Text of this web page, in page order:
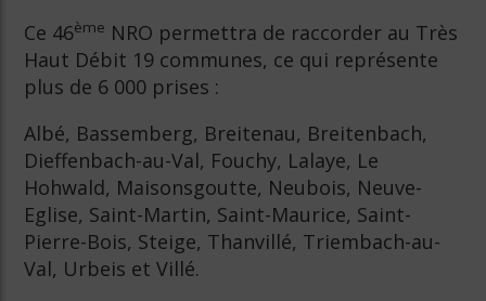
Ce 46ème NRO permettra de raccorder au Très
Haut Débit 19 communes, ce qui représente
plus de 6 000 prises :
Albé, Bassemberg, Breitenau, Breitenbach,
Dieffenbach-au-Val, Fouchy, Lalaye, Le
Hohwald, Maisonsgoutte, Neubois, Neuve-
Eglise, Saint-Martin, Saint-Maurice, Saint-
Pierre-Bois, Steige, Thanvillé, Triembach-au-
Val, Urbeis et Villé.